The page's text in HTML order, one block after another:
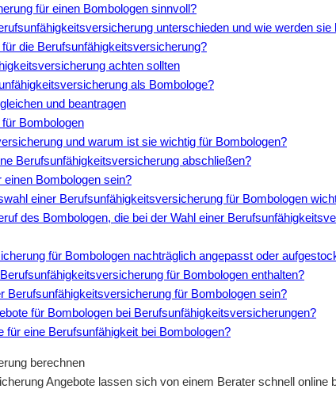
für einen Bombologen sinnvoll?
unterschieden und wie werden sie
die Berufsunfähigkeitsversicherung?
achten sollten
als Bombologe?
und beantragen
Bombologen
und warum ist sie wichtig für Bombologen?
Berufsunfähigkeitsversicherung abschließen?
Bombologen sein?
einer Berufsunfähigkeitsversicherung für Bombologen
des Bombologen, die bei der Wahl einer
für Bombologen nachträglich angepasst oder
für Bombologen enthalten?
Berufsunfähigkeitsversicherung für Bombologen sein?
für Bombologen bei Berufsunfähigkeitsversicherungen?
für eine Berufsunfähigkeit bei Bombologen?
Angebote lassen sich von einem Berater schnell online